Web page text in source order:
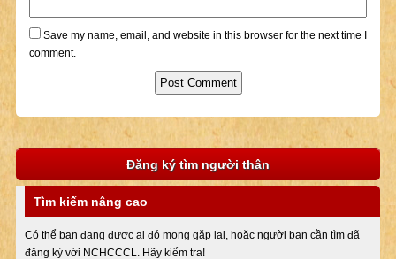
Save my name, email, and website in this browser for the next time I
comment.
Đăng ký tìm người thân
Tìm kiếm nâng cao
Có thể bạn đang được ai đó mong gặp lại, hoặc người bạn cần tìm đã
đăng ký với NCHCCCL. Hãy kiểm tra!